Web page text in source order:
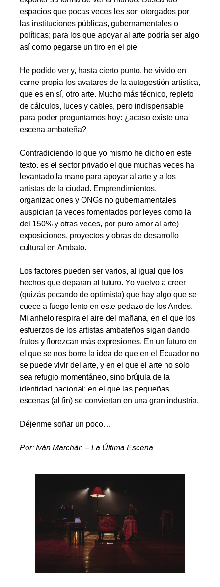
espacios que pocas veces les son otorgados por
las instituciones públicas, gubernamentales o
políticas; para los que apoyar al arte podría ser algo
así como pegarse un tiro en el pie.
He podido ver y, hasta cierto punto, he vivido en
carne propia los avatares de la autogestión artística,
que es en sí, otro arte. Mucho más técnico, repleto
de cálculos, luces y cables, pero indispensable
para poder preguntarnos hoy: ¿acaso existe una
escena ambateña?
Contradiciendo lo que yo mismo he dicho en este
texto, es el sector privado el que muchas veces ha
levantado la mano para apoyar al arte y a los
artistas de la ciudad. Emprendimientos,
organizaciones y ONGs no gubernamentales
auspician (a veces fomentados por leyes como la
del 150% y otras veces, por puro amor al arte)
exposiciones, proyectos y obras de desarrollo
cultural en Ambato.
Los factores pueden ser varios, al igual que los
hechos que deparan al futuro. Yo vuelvo a creer
(quizás pecando de optimista) que hay algo que se
cuece a fuego lento en este pedazo de los Andes.
Mi anhelo respira el aire del mañana, en el que los
esfuerzos de los artistas ambateños sigan dando
frutos y florezcan más expresiones. En un futuro en
el que se nos borre la idea de que en el Ecuador no
se puede vivir del arte, y en el que el arte no solo
sea refugio momentáneo, sino brújula de la
identidad nacional; en el que las pequeñas
escenas (al fin) se conviertan en una gran industria.
Déjenme soñar un poco…
Por: Iván Marchán – La Última Escena